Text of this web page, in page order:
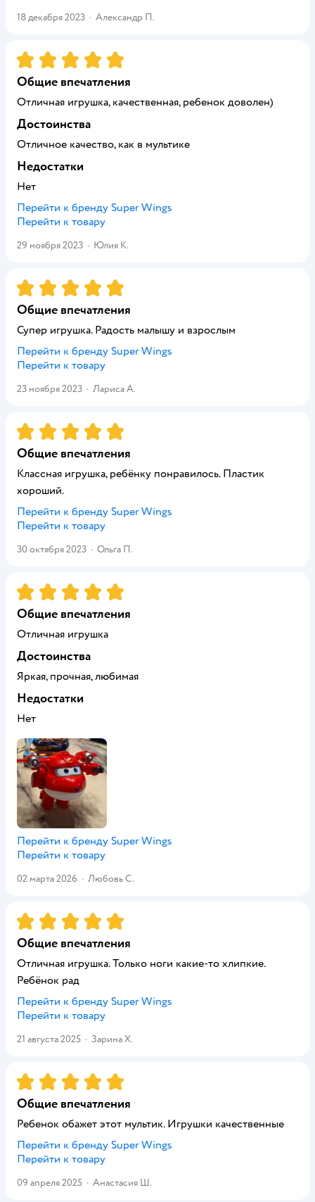
18 декабря 2023 · Александр П.
Рейтинг:5
Общие впечатления
Отличная игрушка, качественная, ребенок доволен)
Достоинства
Отличное качество, как в мультике
Недостатки
Нет
Перейти к бренду Super Wings
Перейти к товару
29 ноября 2023 · Юлия К.
Рейтинг:5
Общие впечатления
Супер игрушка. Радость малышу и взрослым
Перейти к бренду Super Wings
Перейти к товару
23 ноября 2023 · Лариса А.
Рейтинг:5
Общие впечатления
Классная игрушка, ребёнку понравилось. Пластик
хороший.
Перейти к бренду Super Wings
Перейти к товару
30 октября 2023 · Ольга П.
Рейтинг:5
Общие впечатления
Отличная игрушка
Достоинства
Яркая, прочная, любимая
Недостатки
Нет
Перейти к бренду Super Wings
Перейти к товару
02 марта 2026 · Любовь С.
Рейтинг:5
Общие впечатления
Отличная игрушка. Только ноги какие-то хлипкие.
Ребёнок рад
Перейти к бренду Super Wings
Перейти к товару
21 августа 2025 · Зарина Х.
Рейтинг:5
Общие впечатления
Ребенок обажет этот мультик. Игрушки качественные
Перейти к бренду Super Wings
Перейти к товару
09 апреля 2025 · Анастасия Ш.